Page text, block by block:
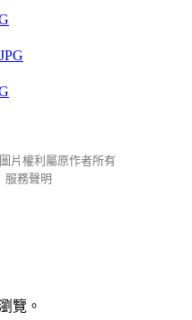
片權利屬原作者所有
服務聲明
覽。